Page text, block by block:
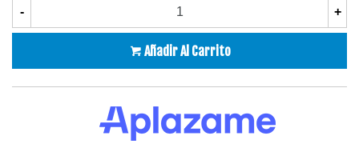
- +
Añadir Al Carrito